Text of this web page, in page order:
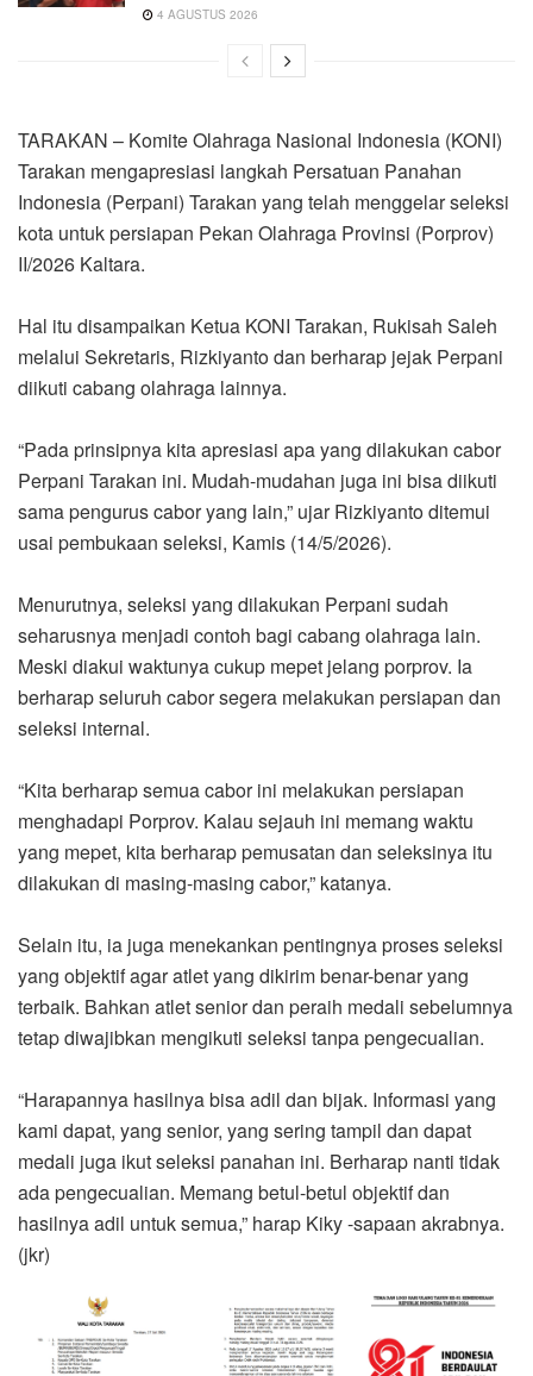
4 AGUSTUS 2026
TARAKAN – Komite Olahraga Nasional Indonesia (KONI)
Tarakan mengapresiasi langkah Persatuan Panahan
Indonesia (Perpani) Tarakan yang telah menggelar seleksi
kota untuk persiapan Pekan Olahraga Provinsi (Porprov)
II/2026 Kaltara.
Hal itu disampaikan Ketua KONI Tarakan, Rukisah Saleh
melalui Sekretaris, Rizkiyanto dan berharap jejak Perpani
diikuti cabang olahraga lainnya.
“Pada prinsipnya kita apresiasi apa yang dilakukan cabor
Perpani Tarakan ini. Mudah-mudahan juga ini bisa diikuti
sama pengurus cabor yang lain,” ujar Rizkiyanto ditemui
usai pembukaan seleksi, Kamis (14/5/2026).
Menurutnya, seleksi yang dilakukan Perpani sudah
seharusnya menjadi contoh bagi cabang olahraga lain.
Meski diakui waktunya cukup mepet jelang porprov. Ia
berharap seluruh cabor segera melakukan persiapan dan
seleksi internal.
“Kita berharap semua cabor ini melakukan persiapan
menghadapi Porprov. Kalau sejauh ini memang waktu
yang mepet, kita berharap pemusatan dan seleksinya itu
dilakukan di masing-masing cabor,” katanya.
Selain itu, ia juga menekankan pentingnya proses seleksi
yang objektif agar atlet yang dikirim benar-benar yang
terbaik. Bahkan atlet senior dan peraih medali sebelumnya
tetap diwajibkan mengikuti seleksi tanpa pengecualian.
“Harapannya hasilnya bisa adil dan bijak. Informasi yang
kami dapat, yang senior, yang sering tampil dan dapat
medali juga ikut seleksi panahan ini. Berharap nanti tidak
ada pengecualian. Memang betul-betul objektif dan
hasilnya adil untuk semua,” harap Kiky -sapaan akrabnya.
(jkr)